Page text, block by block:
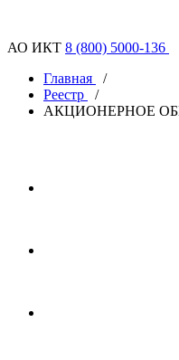
АО ИКТ 8 (800) 5000-136
Главная
/
Реестр
/
АКЦИОНЕРНОЕ